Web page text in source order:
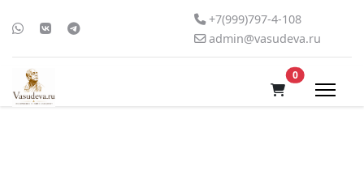
+7(999)797-4-108
admin@vasudeva.ru
0В корзину